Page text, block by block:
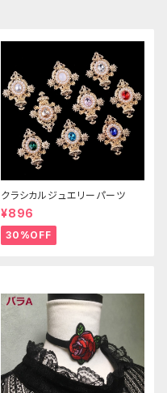
クラシカルジュエリーパーツ
¥896
30%OFF